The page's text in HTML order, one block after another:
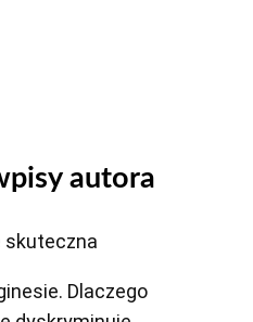
autora
skuteczna
Dlaczego